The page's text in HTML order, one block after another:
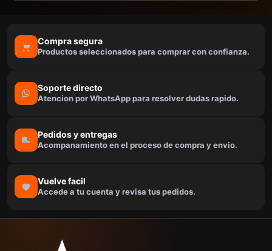
Compra segura
Productos seleccionados para comprar con confianza.
Soporte directo
Atencion por WhatsApp para resolver dudas rapido.
Pedidos y entregas
Acompanamiento en el proceso de compra y envio.
Vuelve facil
Accede a tu cuenta y revisa tus pedidos.